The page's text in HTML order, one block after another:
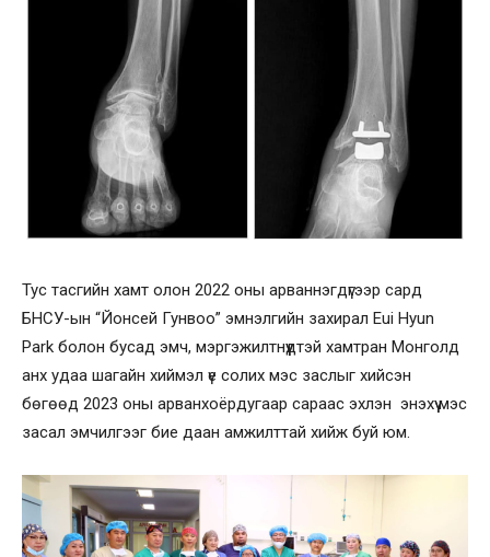
Тус тасгийн хамт олон 2022 оны арваннэгдүгээр сард
БНСУ-ын “Йонсей Гунвоо” эмнэлгийн захирал Eui Hyun
Park болон бусад эмч, мэргэжилтнүүдтэй хамтран Монголд
анх удаа шагайн хиймэл үе солих мэс заслыг хийсэн
бөгөөд 2023 оны арванхоёрдугаар сараас эхлэн энэхүү мэс
засал эмчилгээг бие даан амжилттай хийж буй юм.